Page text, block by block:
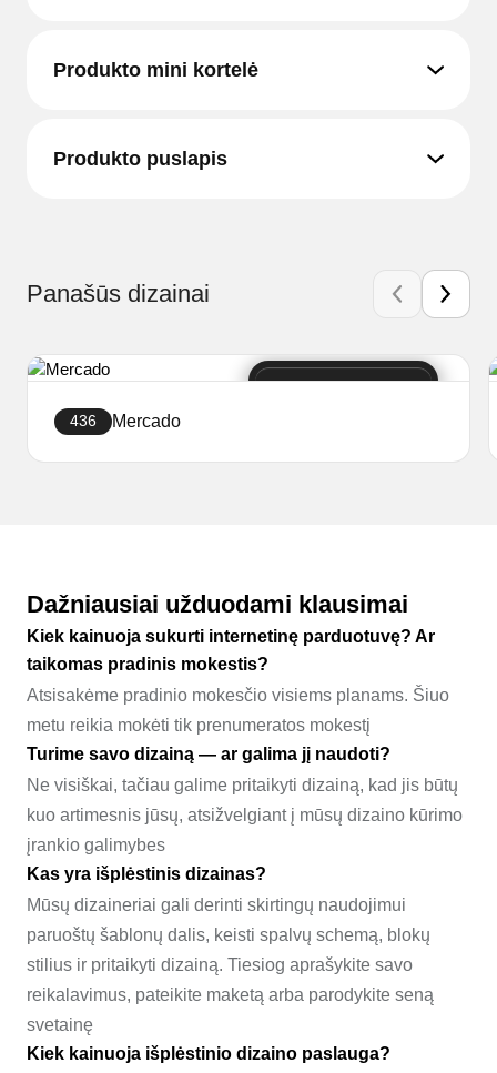
Produkto mini kortelė
Produkto puslapis
Panašūs dizainai
436 Mercado
Dažniausiai užduodami klausimai
Kiek kainuoja sukurti internetinę parduotuvę? Ar
taikomas pradinis mokestis?
Atsisakėme pradinio mokesčio visiems planams. Šiuo
metu reikia mokėti tik prenumeratos mokestį
Turime savo dizainą — ar galima jį naudoti?
Ne visiškai, tačiau galime pritaikyti dizainą, kad jis būtų
kuo artimesnis jūsų, atsižvelgiant į mūsų dizaino kūrimo
įrankio galimybes
Kas yra išplėstinis dizainas?
Mūsų dizaineriai gali derinti skirtingų naudojimui
paruoštų šablonų dalis, keisti spalvų schemą, blokų
stilius ir pritaikyti dizainą. Tiesiog aprašykite savo
reikalavimus, pateikite maketą arba parodykite seną
svetainę
Kiek kainuoja išplėstinio dizaino paslauga?